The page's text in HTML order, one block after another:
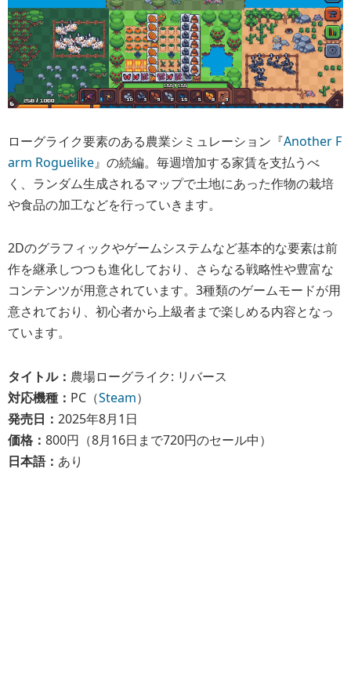
ローグライク要素のある農業シミュレーション『Another F
arm Roguelike』の続編。毎週増加する家賃を支払うべ
く、ランダム生成されるマップで土地にあった作物の栽培
や食品の加工などを行っていきます。
2Dのグラフィックやゲームシステムなど基本的な要素は前
作を継承しつつも進化しており、さらなる戦略性や豊富な
コンテンツが用意されています。3種類のゲームモードが用
意されており、初心者から上級者まで楽しめる内容となっ
ています。
タイトル： 農場ローグライク: リバース
対応機種： PC（Steam）
発売日： 2025年8月1日
価格： 800円（8月16日まで720円のセール中）
日本語： あり